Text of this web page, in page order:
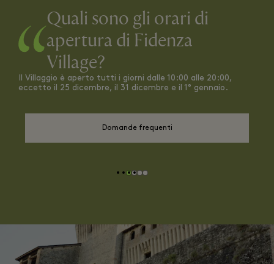
Quali sono gli orari di
apertura di Fidenza
Village?
Il Villaggio è aperto tutti i giorni dalle 10:00 alle 20:00,
eccetto il 25 dicembre, il 31 dicembre e il 1° gennaio.
Domande frequenti